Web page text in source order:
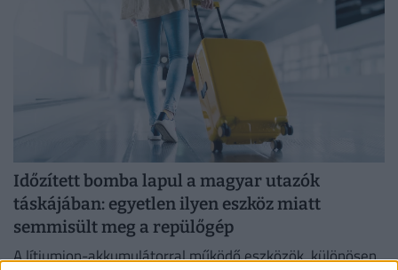
Időzített bomba lapul a magyar utazók
táskájában: egyetlen ilyen eszköz miatt
semmisült meg a repülőgép
A lítiumion-akkumulátorral működő eszközök, különösen